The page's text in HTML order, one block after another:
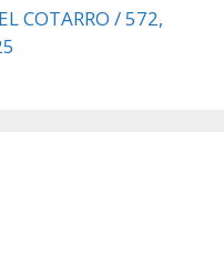
EL COTARRO / 572,